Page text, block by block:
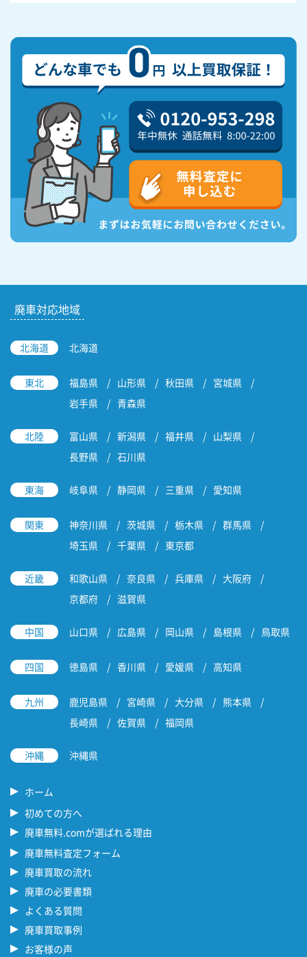
廃車対応地域
北海道 北海道
東北 福島県 山形県 秋田県
宮城県
岩手県
青森県
北陸 富山県 新潟県 福井県
山梨県
長野県
石川県
東海 岐阜県 静岡県 三重県 愛知県
関東 神奈川県 茨城県 栃木県
群馬県
埼玉県
千葉県 東京都
近畿 和歌山県 奈良県 兵庫県
大阪府
京都府
滋賀県
中国 山口県 広島県 岡山県 島根県 鳥取県
四国 徳島県 香川県 愛媛県 高知県
九州 鹿児島県 宮崎県 大分県
熊本県
長崎県
佐賀県 福岡県
沖縄 沖縄県
ホーム
初めての方へ
廃車無料.comが選ばれる理由
廃車無料査定フォーム
廃車買取の流れ
廃車の必要書類
よくある質問
廃車買取事例
お客様の声